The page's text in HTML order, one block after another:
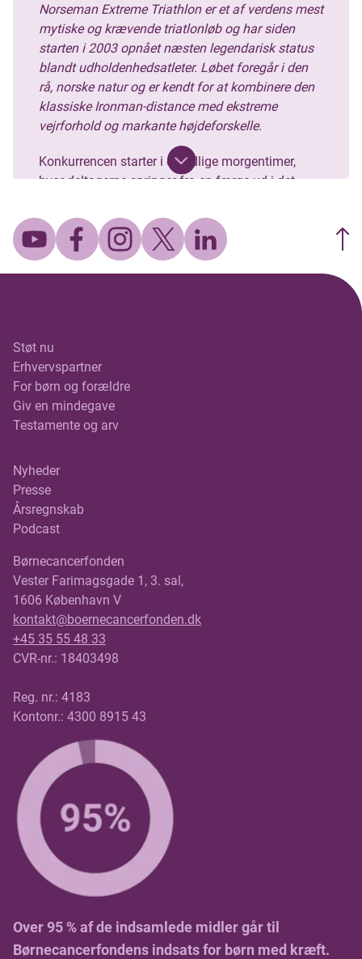
Norseman Extreme Triathlon er et af verdens mest
mytiske og krævende triatlonløb og har siden
starten i 2003 opnået næsten legendarisk status
blandt udholdenhedsatleter. Løbet foregår i den
rå, norske natur og er kendt for at kombinere den
klassiske Ironman-distance med ekstreme
vejrforhold og markante højdeforskelle.
Konkurrencen starter i de tidlige morgentimer,
hvor deltagerne springer fra en færge ud i det
deltagerne testet, da vandtemperaturen typisk
ligger omkring 10–15 grader. Efter svømningen
venter en lang og krævende cykelrute gennem det
norske fjeldlandskab, hvor både kulde, vind og
Afslutningen er det, der for alvor har været med til
at definere Norseman. Løbet kulminerer med et
maraton, der – for de hurtigste deltagere – slutter
på toppen af Gaustatoppen i 1.883 meters højde.
ujævnt terræn, hvor løb bliver til vandring, og hvor
både udholdenhed og viljestyrke sættes på den
ultimative prøve.
omkring deltagerne. Hver atlet skal have sit eget
supportteam, som følger dem gennem hele
dagen. Det gør løbet til en meget personlig
oplevelse, hvor samarbejde, opbakning og
relationer spiller en central rolle. Samtidig er der et
begrænset deltagerantal, og pladserne bliver
eksklusive karakter.
gennemføre en ekstrem fysisk præstation, men
også om at navigere i naturens uforudsigelighed
og presse sig selv mentalt. Netop kombinationen
af det rå landskab, de barske forhold og den
personlige fortælling bag hver deltager er med til
at gøre løbet til noget helt særligt.
Støt nu
Erhvervspartner
For børn og forældre
Giv en mindegave
Testamente og arv
Nyheder
Presse
Årsregnskab
Podcast
Børnecancerfonden
Vester Farimagsgade 1, 3. sal,
1606 København V
kontakt@boernecancerfonden.dk
+45 35 55 48 33
CVR-nr.: 18403498
Reg. nr.: 4183
Kontonr.: 4300 8915 43
Over 95 % af de indsamlede midler går til
Børnecancerfondens indsats for børn med kræft.